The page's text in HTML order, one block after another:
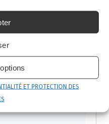
ET PROTECTION DES